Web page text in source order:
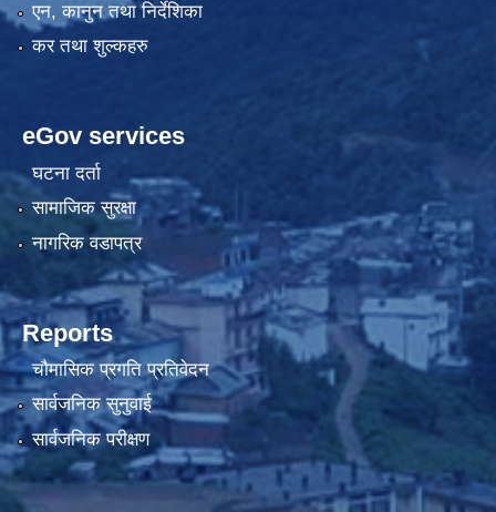
एन, कानुन तथा निर्देशिका
कर तथा शुल्कहरु
eGov services
घटना दर्ता
सामाजिक सुरक्षा
नागरिक वडापत्र
Reports
चौमासिक प्रगति प्रतिवेदन
सार्वजनिक सुनुवाई
सार्वजनिक परीक्षण